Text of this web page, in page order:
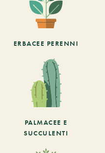
ERBACEE PERENNI
PALMACEE E
SUCCULENTI